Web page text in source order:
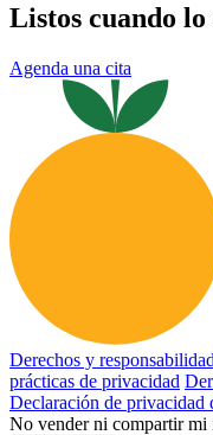
Listos cuando lo
Agenda una cita
Derechos y
prácticas de privacidad
Declaración de privacidad
No vender ni compartir mi